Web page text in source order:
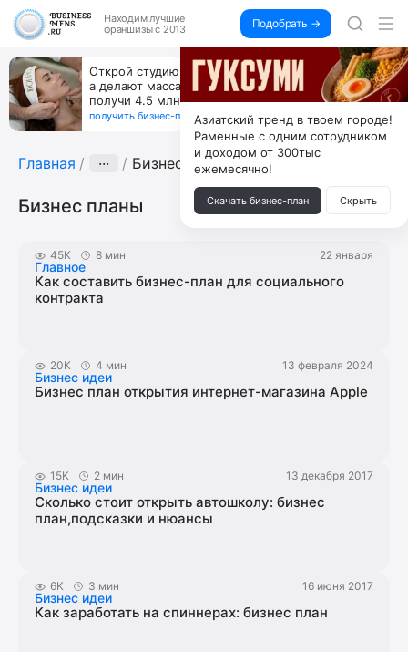
Находим лучшие
франшизы с 2013
Подобрать →
Открой студию, где не колют и не режут,
а делают массаж лица руками и в первый же год
получи 4.5 млн
получить бизнес-план ↓
Главная ··· Бизнес планы
Бизнес планы
45K 8 мин 22 января
Главное
Как составить бизнес-план для социального
контракта
20K 4 мин 13 февраля 2024
Бизнес идеи
Бизнес план открытия интернет-магазина Apple
15K 2 мин 13 декабря 2017
Бизнес идеи
Сколько стоит открыть автошколу: бизнес
план,подсказки и нюансы
6K 3 мин 16 июня 2017
Бизнес идеи
Как заработать на спиннерах: бизнес план
Азиатский тренд в твоем городе!
Раменные с одним сотрудником
и доходом от 300тыс
ежемесячно!
Скачать бизнес-план Скрыть